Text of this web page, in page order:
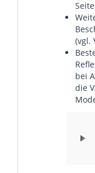
(vgl.
bei
die